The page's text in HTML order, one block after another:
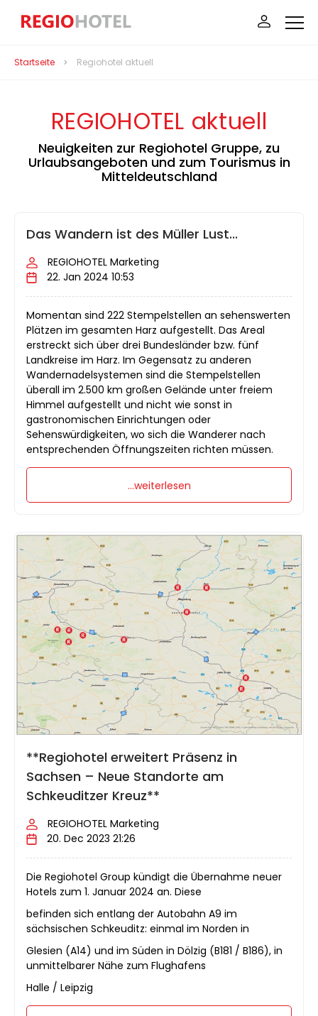
Startseite Regiohotel aktuell
REGIOHOTEL aktuell
Neuigkeiten zur Regiohotel Gruppe, zu
Urlaubsangeboten und zum Tourismus in
Mitteldeutschland
Das Wandern ist des Müller Lust...
REGIOHOTEL Marketing
22. Jan 2024 10:53
Momentan sind 222 Stempelstellen an sehenswerten
Plätzen im gesamten Harz aufgestellt. Das Areal
erstreckt sich über drei Bundesländer bzw. fünf
Landkreise im Harz. Im Gegensatz zu anderen
Wandernadelsystemen sind die Stempelstellen
überall im 2.500 km großen Gelände unter freiem
Himmel aufgestellt und nicht wie sonst in
gastronomischen Einrichtungen oder
Sehenswürdigkeiten, wo sich die Wanderer nach
entsprechenden Öffnungszeiten richten müssen.
...weiterlesen
**Regiohotel erweitert Präsenz in
Sachsen – Neue Standorte am
Schkeuditzer Kreuz**
REGIOHOTEL Marketing
20. Dec 2023 21:26
Die Regiohotel Group kündigt die Übernahme neuer
Hotels zum 1. Januar 2024 an. Diese
befinden sich entlang der Autobahn A9 im
sächsischen Schkeuditz: einmal im Norden in
Glesien (A14) und im Süden in Dölzig (B181 / B186), in
unmittelbarer Nähe zum Flughafens
Halle / Leipzig